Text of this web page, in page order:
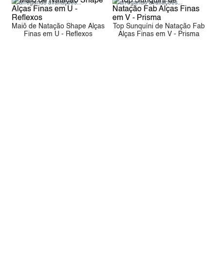
Carregando avaliações...
Maiô de Natação Shape Alças
Finas em U - Reflexos
Carregando avaliações...
Top Sunquíni de Natação Fab
Alças Finas em V - Prisma